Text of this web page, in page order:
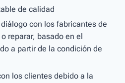
de calidad
con los fabricantes de
reparar, basado en el
a partir de la condición de
los clientes debido a la